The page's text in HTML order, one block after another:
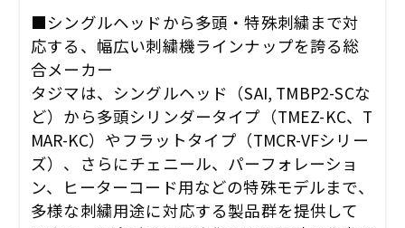
■シングルヘッドから多頭・特殊刺繍まで対
応する、幅広い刺繍機ラインナップを誇る総
合メーカー
タジマは、シングルヘッド（SAI, TMBP2-SCな
ど）から多頭シリンダータイプ（TMEZ-KC、T
MAR-KC）やフラットタイプ（TMCR-VFシリー
ズ）、さらにチェニール、パーフォレーショ
ン、ヒーターコード用などの特殊モデルまで、
多様な刺繍用途に対応する製品群を提供して